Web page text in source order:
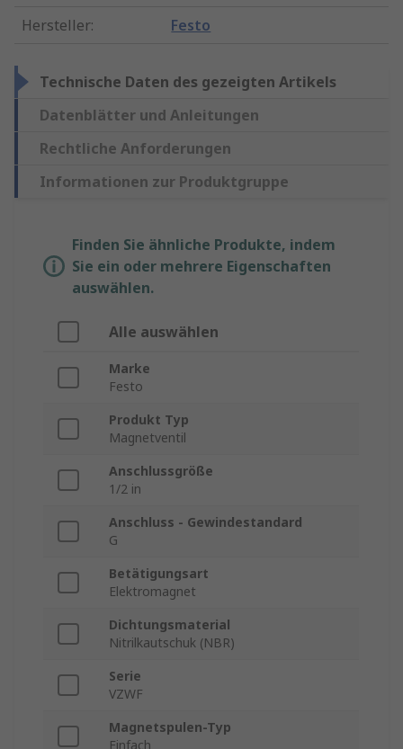
Hersteller: Festo
Technische Daten des gezeigten Artikels
Datenblätter und Anleitungen
Rechtliche Anforderungen
Informationen zur Produktgruppe
Finden Sie ähnliche Produkte, indem
Sie ein oder mehrere Eigenschaften
auswählen.
Alle auswählen
Marke
Festo
Produkt Typ
Magnetventil
Anschlussgröße
1/2 in
Anschluss - Gewindestandard
G
Betätigungsart
Elektromagnet
Dichtungsmaterial
Nitrilkautschuk (NBR)
Serie
VZWF
Magnetspulen-Typ
Einfach